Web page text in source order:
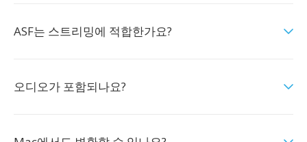
ASF는 스트리밍에 적합한가요?
오디오가 포함되나요?